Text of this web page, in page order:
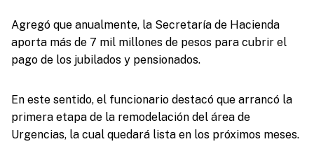
Agregó que anualmente, la Secretaría de Hacienda
aporta más de 7 mil millones de pesos para cubrir el
pago de los jubilados y pensionados.
En este sentido, el funcionario destacó que arrancó la
primera etapa de la remodelación del área de
Urgencias, la cual quedará lista en los próximos meses.